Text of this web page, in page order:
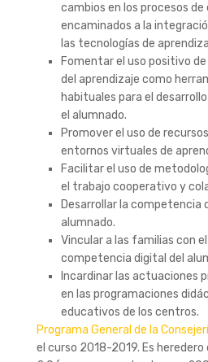
cambios en los procesos
encaminados a la
las tecnologías de
Fomentar el uso positivo
del aprendizaje como
habituales para el
el alumnado.
Promover el uso de
entornos virtuales de
Facilitar el uso de
el trabajo cooperativo y
Desarrollar la competencia
alumnado.
Vincular a las familias con
competencia digital del
Incardinar las actuaciones
en las programaciones
educativos de los centros.
Programa General de la
el curso 2018-2019. Es heredero